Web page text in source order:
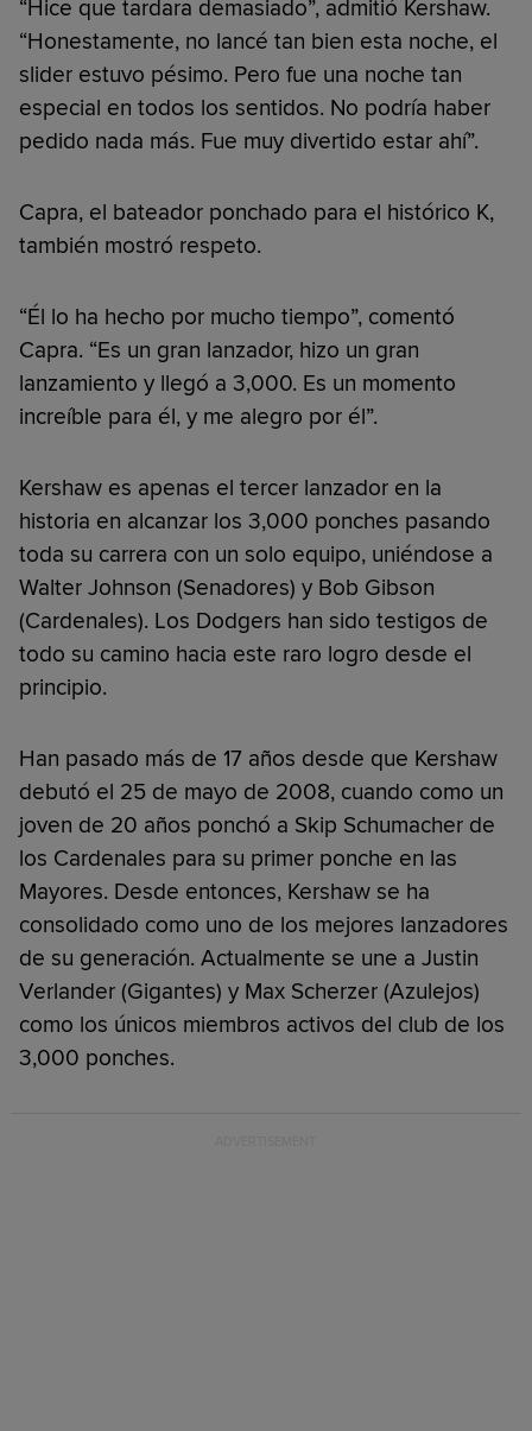
“Hice que tardara demasiado”, admitió Kershaw.
“Honestamente, no lancé tan bien esta noche, el
slider estuvo pésimo. Pero fue una noche tan
especial en todos los sentidos. No podría haber
pedido nada más. Fue muy divertido estar ahí”.
Capra, el bateador ponchado para el histórico K,
también mostró respeto.
“Él lo ha hecho por mucho tiempo”, comentó
Capra. “Es un gran lanzador, hizo un gran
lanzamiento y llegó a 3,000. Es un momento
increíble para él, y me alegro por él”.
Kershaw es apenas el tercer lanzador en la
historia en alcanzar los 3,000 ponches pasando
toda su carrera con un solo equipo, uniéndose a
Walter Johnson (Senadores) y Bob Gibson
(Cardenales). Los Dodgers han sido testigos de
todo su camino hacia este raro logro desde el
principio.
Han pasado más de 17 años desde que Kershaw
debutó el 25 de mayo de 2008, cuando como un
joven de 20 años ponchó a Skip Schumacher de
los Cardenales para su primer ponche en las
Mayores. Desde entonces, Kershaw se ha
consolidado como uno de los mejores lanzadores
de su generación. Actualmente se une a Justin
Verlander (Gigantes) y Max Scherzer (Azulejos)
como los únicos miembros activos del club de los
3,000 ponches.